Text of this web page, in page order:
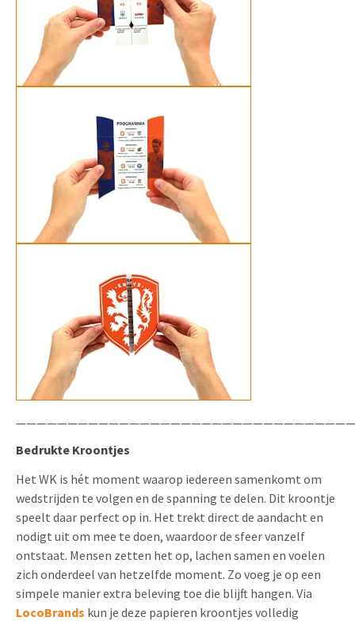
Bedrukte Kroontjes
Het WK is hét moment waarop iedereen samenkomt om
wedstrijden te volgen en de spanning te delen. Dit kroontje
speelt daar perfect op in. Het trekt direct de aandacht en
nodigt uit om mee te doen, waardoor de sfeer vanzelf
ontstaat. Mensen zetten het op, lachen samen en voelen
zich onderdeel van hetzelfde moment. Zo voeg je op een
simpele manier extra beleving toe die blijft hangen. Via
LocoBrands kun je deze papieren kroontjes volledig